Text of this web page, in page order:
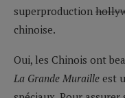
superproduction
chinoise.
Oui, les Chinois ont
La Grande Muraille est